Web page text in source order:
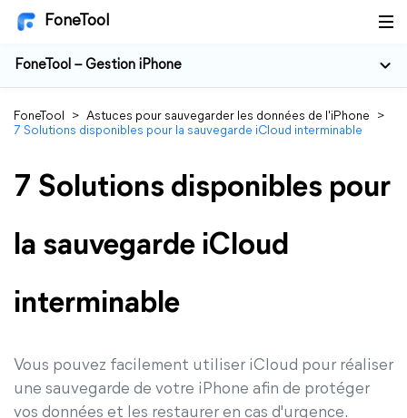
FoneTool
FoneTool – Gestion iPhone
FoneTool > Astuces pour sauvegarder les données de l'iPhone
>
7 Solutions disponibles pour la sauvegarde iCloud interminable
7 Solutions disponibles pour
la sauvegarde iCloud
interminable
Vous pouvez facilement utiliser iCloud pour réaliser
une sauvegarde de votre iPhone afin de protéger
vos données et les restaurer en cas d'urgence.